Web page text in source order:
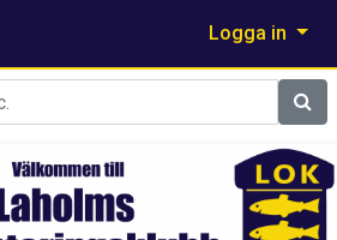
Logga in
Sök